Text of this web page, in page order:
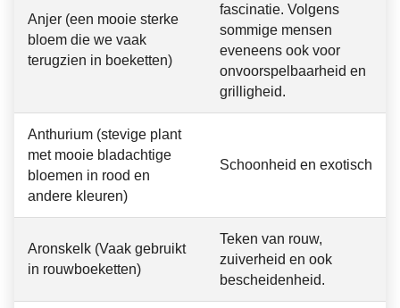
Anjer (een mooie sterke
bloem die we vaak
terugzien in boeketten)
fascinatie. Volgens
sommige mensen
eveneens ook voor
onvoorspelbaarheid en
grilligheid.
Anthurium (stevige plant
met mooie bladachtige
bloemen in rood en
andere kleuren)
Schoonheid en exotisch
Aronskelk (Vaak gebruikt
in rouwboeketten)
Teken van rouw,
zuiverheid en ook
bescheidenheid.